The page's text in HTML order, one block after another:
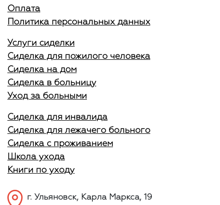
Оплата
Политика персональных данных
Услуги сиделки
Сиделка для пожилого человека
Сиделка на дом
Сиделка в больницу
Уход за больными
Сиделка для инвалида
Сиделка для лежачего больного
Сиделка с проживанием
Школа ухода
Книги по уходу
г. Ульяновск, Карла Маркса, 19